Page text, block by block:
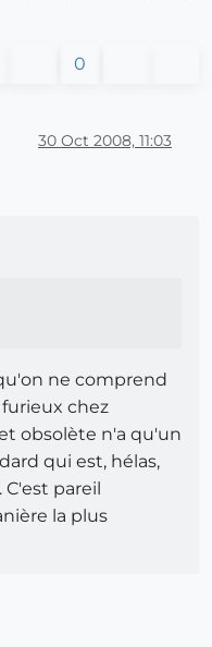
0
30 Oct 2008, 11:03
ne comprend
chez
obsolète n'a qu'un
qui est, hélas,
pareil
la plus